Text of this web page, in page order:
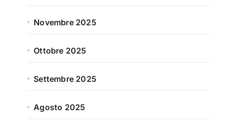
Novembre 2025
Ottobre 2025
Settembre 2025
Agosto 2025